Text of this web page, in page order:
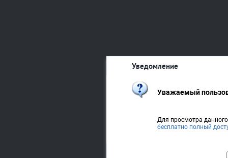
Уведомление
Уважаемый
Для просмотра
бесплатно полный